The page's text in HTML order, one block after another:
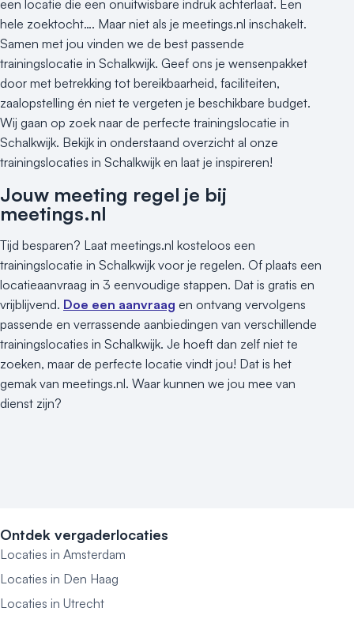
een locatie die een onuitwisbare indruk achterlaat. Een
hele zoektocht…. Maar niet als je meetings.nl inschakelt.
Samen met jou vinden we de best passende
trainingslocatie in Schalkwijk. Geef ons je wensenpakket
door met betrekking tot bereikbaarheid, faciliteiten,
zaalopstelling én niet te vergeten je beschikbare budget.
Wij gaan op zoek naar de perfecte trainingslocatie in
Schalkwijk. Bekijk in onderstaand overzicht al onze
trainingslocaties in Schalkwijk en laat je inspireren!
Jouw meeting regel je bij
meetings.nl
Tijd besparen? Laat meetings.nl kosteloos een
trainingslocatie in Schalkwijk voor je regelen. Of plaats een
locatieaanvraag in 3 eenvoudige stappen. Dat is gratis en
vrijblijvend. Doe een aanvraag en ontvang vervolgens
passende en verrassende aanbiedingen van verschillende
trainingslocaties in Schalkwijk. Je hoeft dan zelf niet te
zoeken, maar de perfecte locatie vindt jou! Dat is het
gemak van meetings.nl. Waar kunnen we jou mee van
dienst zijn?
Ontdek vergaderlocaties
Locaties in Amsterdam
Locaties in Den Haag
Locaties in Utrecht